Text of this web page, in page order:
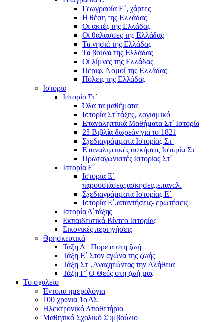
Γεωγραφία Ε΄, χάρτες
Η θέση της Ελλάδας
Οι ακτές της Ελλάδας
Οι θάλασσες της Ελλάδας
Τα νησιά της Ελλάδας
Τα βουνά της Ελλάδας
Οι λίμνες της Ελλάδας
Περιφ, Νομοί της Ελλάδας
Πόλεις της Ελλάδας
Ιστορία
Ιστορία Στ΄
Όλα τα μαθήματα
Ιστορία Στ΄τάξης, λογισμικό
Επαναληπτικά Μαθήματα Στ΄ Ιστορία
25 Βιβλία δωρεάν για το 1821
Σχεδιαγράμματα Ιστορίας Στ΄
Επαναληπτικές ασκήσεις Ιστορία Στ΄
Πρωταγωνιστές Ιστορίας Στ΄
Ιστορία Ε΄
Ιστορία Ε΄
παρουσιάσεις,ασκήσεις,επαναλ.
Σχεδιαγράμματα Ιστορίας Ε΄
Ιστορία Ε΄,απαντήσεις- ερωτήσεις
Ιστορία Δ΄τάξης
Εκπαιδευτικά Βίντεο Ιστορίας
Εικονικές περιηγήσεις
Θρησκευτικά
Τάξη Δ΄, Πορεία στη ζωή
Τάξη Ε΄ Στον αγώνα της ζωής
Τάξη Στ' ,Αναζητώντας την Αλήθεια
Τάξη Γ΄,Ο Θεός στη ζωή μας
Το σχολείο
Έντυπα ημερολόγια
100 χρόνια 1ο ΔΣ
Ηλεκτρονικό Αποθετήριο
Μαθητικό Σχολικό Συμβούλιο